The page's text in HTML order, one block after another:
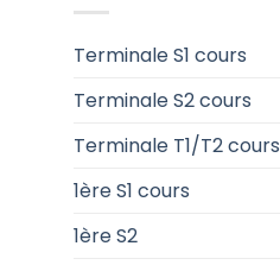
Terminale S1 cours
Terminale S2 cours
Terminale T1/T2 cours
1ère S1 cours
1ère S2